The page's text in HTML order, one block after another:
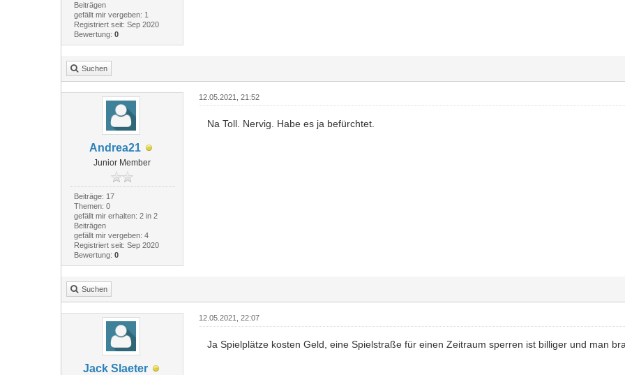
Beiträgen
gefällt mir vergeben: 1
Registriert seit: Sep 2020
Bewertung: 0
Suchen
Andrea21
Junior Member
Beiträge: 17
Themen: 0
gefällt mir erhalten: 2 in 2
Beiträgen
gefällt mir vergeben: 4
Registriert seit: Sep 2020
Bewertung: 0
12.05.2021, 21:52
Na Toll. Nervig. Habe es ja befürchtet.
Suchen
Jack Slaeter
12.05.2021, 22:07
Ja Spielplätze kosten Geld, eine Spielstraße für einen Zeitraum sperren ist billiger und man